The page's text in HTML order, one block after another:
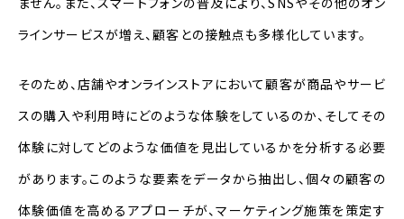
ラインサービスが増え、顧客との接触点も多様化しています。
そのため、店舗やオンラインストアにおいて顧客が商品やサービ
スの購入や利用時にどのような体験をしているのか、そしてその
体験に対してどのような価値を見出しているかを分析する必要
があります。このような要素をデータから抽出し、個々の顧客の
体験価値を高めるアプローチが、マーケティング施策を策定す